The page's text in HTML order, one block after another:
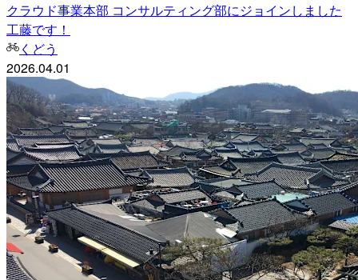
クラウド事業本部 コンサルティング部にジョインしました
工藤です！
くどう
2026.04.01